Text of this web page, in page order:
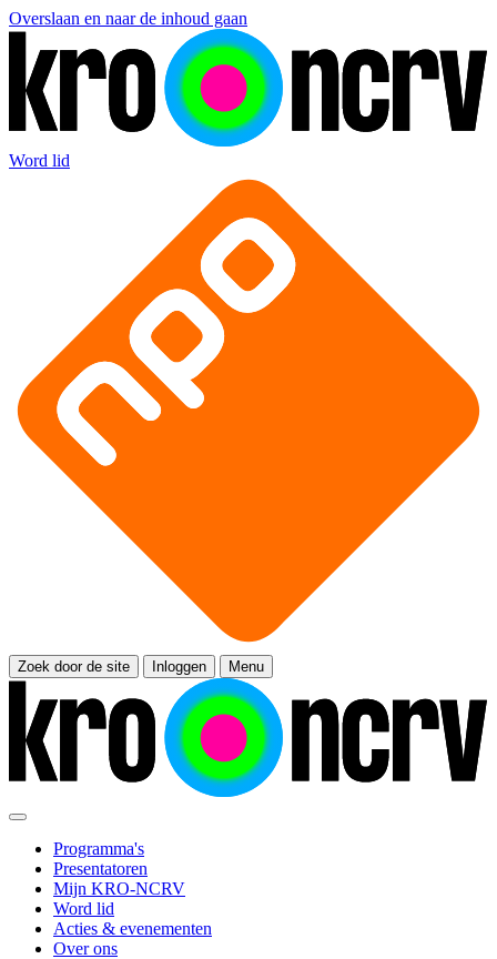
Overslaan en naar de inhoud gaan
Word lid
Zoek door de site Inloggen Menu
Programma's
Presentatoren
Mijn KRO-NCRV
Word lid
Acties & evenementen
Over ons